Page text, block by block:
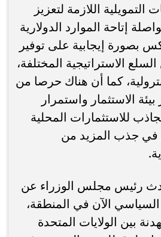
التمويلية اللازمة لتعزيز
إتاحة الموارد الدولارية
بصورة إيجابية على توفير
الاستراتيجية المختلفة،
كما أن هناك حرصا من
الاستثمار واستمرار
للاستثمارات المحلية
في جذب المزيد من
رئيس مجلس الوزراء عن
الآن في المنطقة،
بين الولايات المتحدة